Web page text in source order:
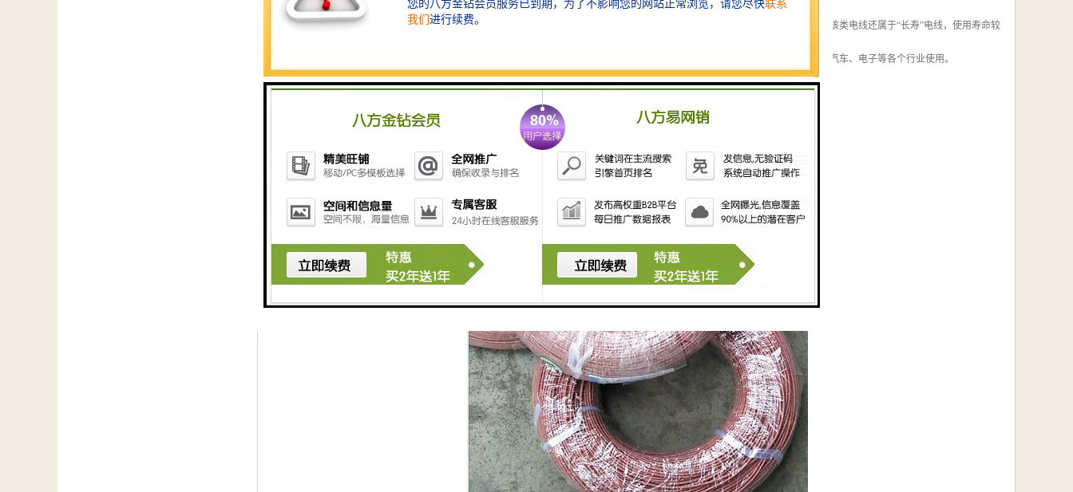
耐高温电线除了能抵御高温环境，还具有很强的抗腐蚀性、抗油性、抗酸碱性，绝缘性、防潮、耐高电压、耐燃等，比较突出的是，该类电线还属于“长寿”电线，使用寿命较
长。在应用方面，高温电线也发挥了很强大的作用。它常常被当作控制电线、汽车线、航空导线、橡胶绝缘软电线等在通信、建筑、汽车、电子等各个行业使用。